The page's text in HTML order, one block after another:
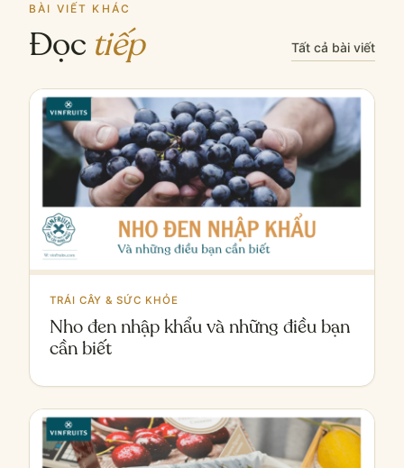
BÀI VIẾT KHÁC
Đọc tiếp Tất cả bài viết
TRÁI CÂY & SỨC KHỎE
Nho đen nhập khẩu và những điều bạn
cần biết